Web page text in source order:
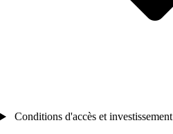
Conditions d'accès et investissement